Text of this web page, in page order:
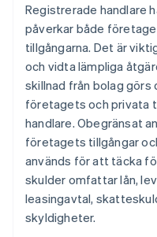
Registrerade handlare
påverkar både
tillgångarna. Det är
och vidta lämpliga
skillnad från bolag görs
företagets och privata
handlare. Obegränsat
företagets tillgångar
används för att täcka
skulder omfattar lån,
leasingavtal,
skyldigheter.